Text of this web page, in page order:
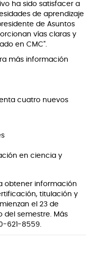
ha sido satisfacer a
de aprendizaje
de Asuntos
vías claras y
en CMC".
más información
cuatro nuevos
en ciencia y
obtener información
titulación y
el 23 de
del semestre. Más
621-8559.